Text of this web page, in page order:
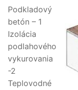
Podkladový
betón – 1
Izolácia
podlahového
vykurovania
-2
Teplovodné